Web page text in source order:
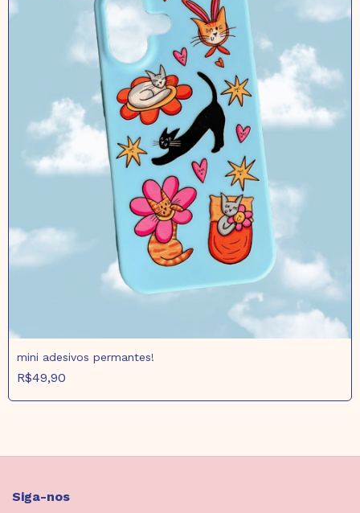
mini adesivos permantes!
R$49,90
Siga-nos